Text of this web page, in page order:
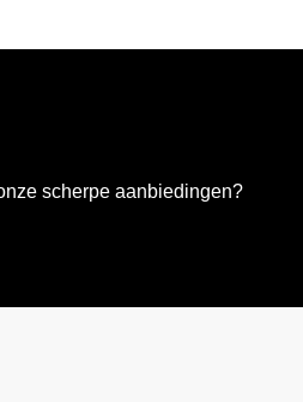
scherpe aanbiedingen?